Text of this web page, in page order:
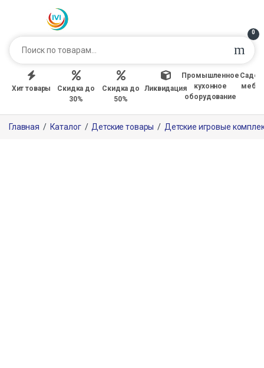
0
Хит товары
Скидка до
30%
Скидка до
50%
Ликвидация
Промышленное
кухонное
оборудование
Главная / Каталог / Детские товары / Детские игровые